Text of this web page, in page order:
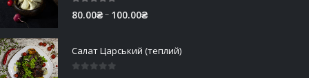
80.00₴– 100.00₴Price
through
Салат Царський (теплий)